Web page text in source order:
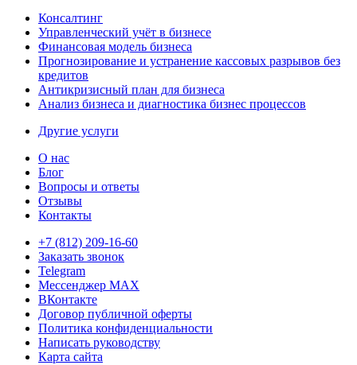
Консалтинг
Управленческий учёт в бизнесе
Финансовая модель бизнеса
Прогнозирование и устранение кассовых разрывов без
кредитов
Антикризисный план для бизнеса
Анализ бизнеса и диагностика бизнес процессов
Другие услуги
О нас
Блог
Вопросы и ответы
Отзывы
Контакты
+7 (812) 209-16-60
Заказать звонок
Telegram
Мессенджер MAX
ВКонтакте
Договор публичной оферты
Политика конфиденциальности
Написать руководству
Карта сайта